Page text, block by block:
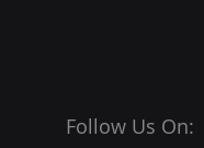
Follow Us On: